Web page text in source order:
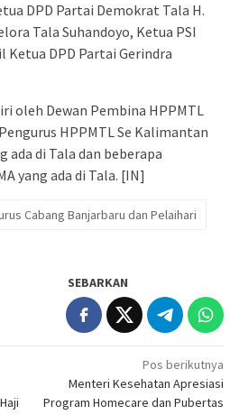
DPD Partai Demokrat Tala H.
Tala Suhandoyo, Ketua PSI
DPD Partai Gerindra
oleh Dewan Pembina HPPMTL
HPPMTL Se Kalimantan
ada di Tala dan beberapa
yang ada di Tala. [IN]
Cabang Banjarbaru dan Pelaihari
SEBARKAN
Pos berikutnya
Menteri Kesehatan Apresiasi
Program Homecare dan Pubertas